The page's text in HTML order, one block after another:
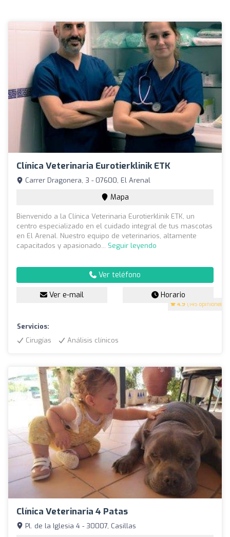
Clínica Veterinaria Eurotierklinik ETK
4.9 (145 opiniones)
Carrer Dragonera, 3 - 07600, El Arenal
Mapa
Bienvenido a la Clínica Veterinaria Eurotierklinik ETK, un
centro especializado en el cuidado integral de tus mascotas
en El Arenal. Nuestro equipo de veterinarios, altamente
capacitados y apasionado... Seguir leyendo
Ver teléfono
Ver e-mail Horario
Servicios:
Cirugías
Análisis clínicos
Clínica Veterinaria 4 Patas
Pl. de la Iglesia 4 - 30007, Casillas